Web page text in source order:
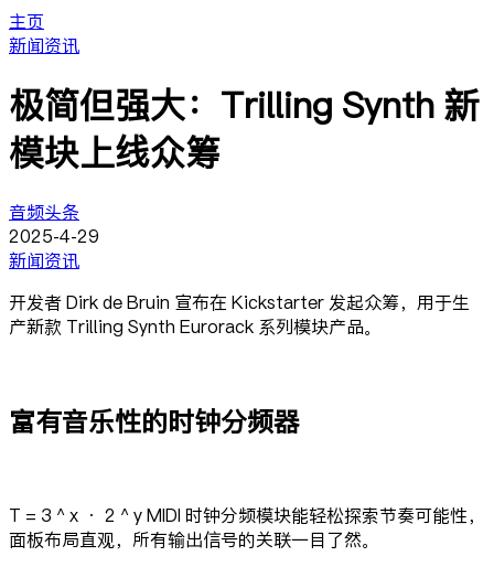
主页
新闻资讯
极简但强大：Trilling Synth 新
模块上线众筹
音频头条
2025-4-29
新闻资讯
开发者 Dirk de Bruin 宣布在 Kickstarter 发起众筹，用于生
产新款 Trilling Synth Eurorack 系列模块产品。
富有音乐性的时钟分频器
T = 3 ^ x · 2 ^ y MIDI 时钟分频模块能轻松探索节奏可能性，
面板布局直观，所有输出信号的关联一目了然。